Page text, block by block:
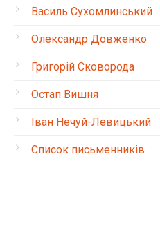
Василь Сухомлинський
Олександр Довженко
Григорій Сковорода
Остап Вишня
Іван Нечуй-Левицький
Список письменників